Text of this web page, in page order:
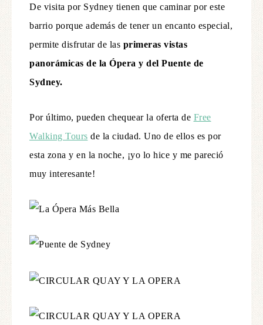
De visita por Sydney tienen que caminar por este
barrio porque además de tener un encanto especial,
permite disfrutar de las primeras vistas
panorámicas de la Ópera y del Puente de
Sydney.
Por último, pueden chequear la oferta de Free
Walking Tours de la ciudad. Uno de ellos es por
esta zona y en la noche, ¡yo lo hice y me pareció
muy interesante!